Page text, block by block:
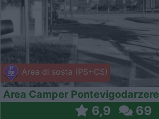
Area di sosta (PS+CS)
Area Camper Pontevigodarzere
6,9 69